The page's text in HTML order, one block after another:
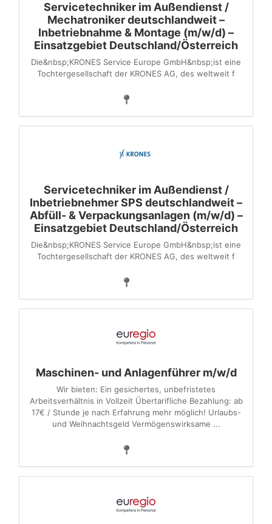
Servicetechniker im Außendienst /
Mechatroniker deutschlandweit –
Inbetriebnahme & Montage (m/w/d) –
Einsatzgebiet Deutschland/Österreich
Die&nbsp;KRONES Service Europe GmbH&nbsp;ist eine
Tochter­gesellschaft der KRONES AG, des weltweit f
Servicetechniker im Außendienst /
Inbetriebnehmer SPS deutschlandweit –
Abfüll- & Verpackungsanlagen (m/w/d) –
Einsatzgebiet Deutschland/Österreich
Die&nbsp;KRONES Service Europe GmbH&nbsp;ist eine
Tochter­gesellschaft der KRONES AG, des weltweit f
Maschinen- und Anlagenführer m/w/d
Wir bieten: Ein gesichertes, unbefristetes
Arbeitsverhältnis in Vollzeit Übertarifliche Bezahlung: ab
17€ / Stunde je nach Erfahrung mehr möglich! Urlaubs-
und Weihnachtsgeld Vermögenswirksame ...